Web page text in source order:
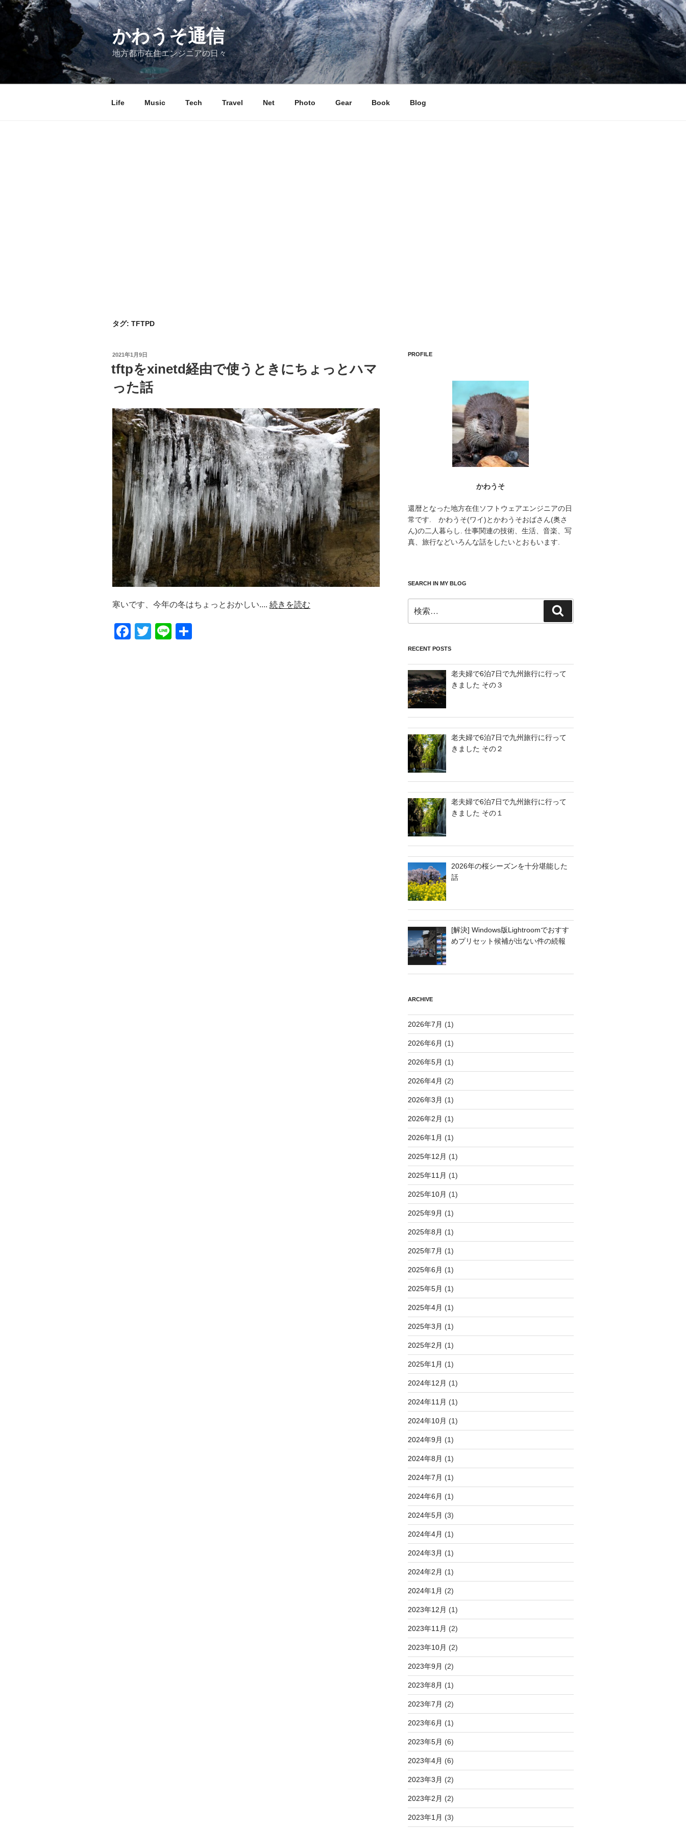
コ
かわうそ通信
地方都市在住エンジニアの日々
Life Music Tech Travel Net Photo Gear Book Blog
タグ: TFTPD
投
日:
2021年1月9日
tftpをxinetd経由で使うときにちょっとハマ
った話
寒いです、今年の冬はちょっとおかしい.... 続きを読む
F
T
Li
PROFILE
かわうそ
還暦となった地方在住ソフトウェアエンジニアの日
常です. かわうそ(ワイ)とかわうそおばさん(奥さ
ん)の二人暮らし. 仕事関連の技術、生活、音楽、写
真、旅行などいろんな話をしたいとおもいます.
SEARCH IN MY BLOG
索:
索
RECENT POSTS
老夫婦で6泊7日で九州旅行に行って
きました その３
老夫婦で6泊7日で九州旅行に行って
きました その２
老夫婦で6泊7日で九州旅行に行って
きました その１
2026年の桜シーズンを十分堪能した
話
[解決] Windows版Lightroomでおすす
めプリセット候補が出ない件の続報
ARCHIVE
2026年7月 (1)
2026年6月 (1)
2026年5月 (1)
2026年4月 (2)
2026年3月 (1)
2026年2月 (1)
2026年1月 (1)
2025年12月 (1)
2025年11月 (1)
2025年10月 (1)
2025年9月 (1)
2025年8月 (1)
2025年7月 (1)
2025年6月 (1)
2025年5月 (1)
2025年4月 (1)
2025年3月 (1)
2025年2月 (1)
2025年1月 (1)
2024年12月 (1)
2024年11月 (1)
2024年10月 (1)
2024年9月 (1)
2024年8月 (1)
2024年7月 (1)
2024年6月 (1)
2024年5月 (3)
2024年4月 (1)
2024年3月 (1)
2024年2月 (1)
2024年1月 (2)
2023年12月 (1)
2023年11月 (2)
2023年10月 (2)
2023年9月 (2)
2023年8月 (1)
2023年7月 (2)
2023年6月 (1)
2023年5月 (6)
2023年4月 (6)
2023年3月 (2)
2023年2月 (2)
2023年1月 (3)